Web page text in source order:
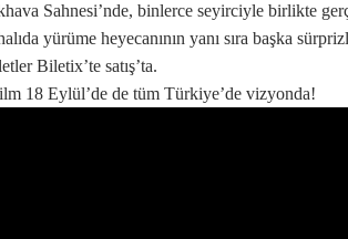
Sahnesi’nde, binlerce seyirciyle birlikte
yürüme heyecanının yanı sıra başka
Biletix’te satış’ta.
18 Eylül’de de tüm Türkiye’de vizyonda!